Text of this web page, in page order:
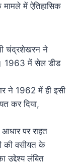
में ऐतिहासिक
चंद्रशेखरन ने
1963 में सेल डीड
ने 1962 में ही इसी
कर दिया,
पर राहत
की वसीयत के
उद्देश्य लंबित